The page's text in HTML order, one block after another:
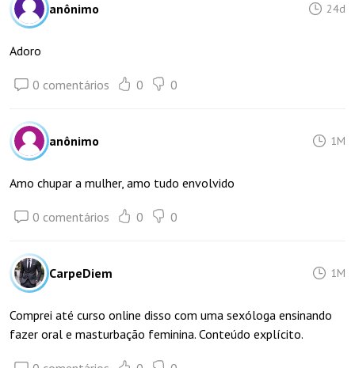
anônimo 24d
Adoro
0 comentários 0 0
anônimo 1M
Amo chupar a mulher, amo tudo envolvido
0 comentários 0 0
CarpeDiem 1M
Comprei até curso online disso com uma sexóloga ensinando
fazer oral e masturbação feminina. Conteúdo explícito.